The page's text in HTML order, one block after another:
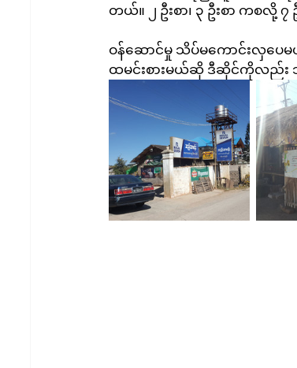
တယ်။ ၂ ဦးစာ၊ ၃ ဦးစာ ကစလို့
ဝန်ဆောင်မှု သိပ်မကောင်းလှပေ
ထမင်းစားမယ်ဆို ဒီဆိုင်ကိုလည်